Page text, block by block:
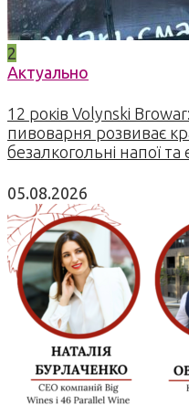
2
Актуально
12 років Volynski
пивоварня розвиває
безалкогольні напої та
05.08.2026